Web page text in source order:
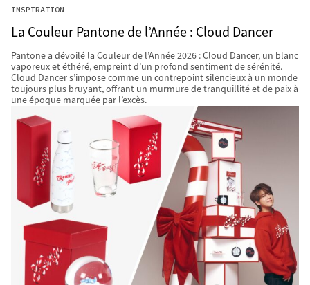
INSPIRATION
La Couleur Pantone de l’Année : Cloud Dancer
Pantone a dévoilé la Couleur de l’Année 2026 : Cloud Dancer, un blanc
vaporeux et éthéré, empreint d’un profond sentiment de sérénité.
Cloud Dancer s’impose comme un contrepoint silencieux à un monde
toujours plus bruyant, offrant un murmure de tranquillité et de paix à
une époque marquée par l’excès.